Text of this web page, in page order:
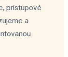
prístupové
a